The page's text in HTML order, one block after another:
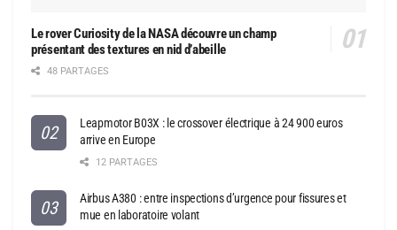
Le rover Curiosity de la NASA découvre un champ
présentant des textures en nid d’abeille
48 PARTAGES
Leapmotor B03X : le crossover électrique à 24 900 euros
arrive en Europe
12 PARTAGES
Airbus A380 : entre inspections d’urgence pour fissures et
mue en laboratoire volant